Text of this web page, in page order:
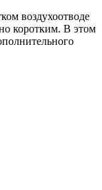
воздухоотводе
коротким. В этом